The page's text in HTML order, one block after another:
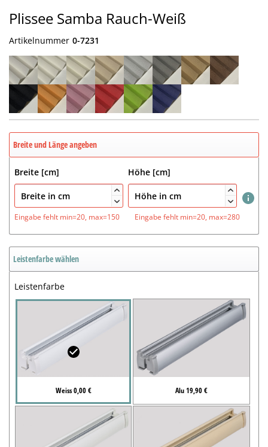
Plissee Samba Rauch-Weiß
Artikelnummer 0-7231
Breite und Länge angeben
Breite [cm]


Höhe [cm]


Eingabe fehlt min=20, max=150 Eingabe fehlt min=20, max=280
Leistenfarbe wählen
Leistenfarbe
Weiss 0,00 € Alu 19,90 €